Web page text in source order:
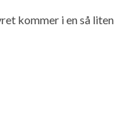
kommer i en så liten